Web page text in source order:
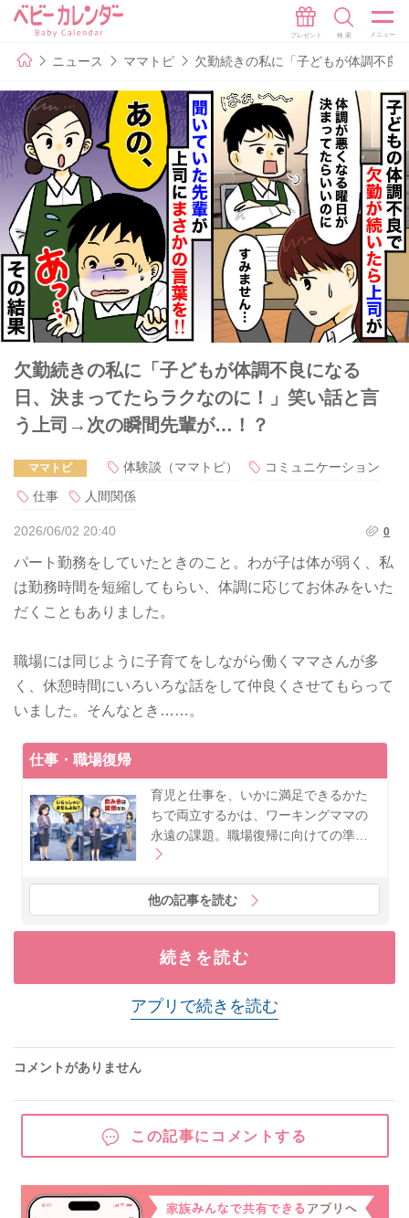
ニュース ママトピ 欠勤続きの私に「子どもが体調不
欠勤続きの私に「子どもが体調不良になる
日、決まってたらラクなのに！」笑い話と言
う上司→次の瞬間先輩が…！？
ママトピ 体験談（ママトピ）
コミュニケーション
仕事
人間関係
2026/06/02 20:40 0
パート勤務をしていたときのこと。わが子は体が弱く、私
は勤務時間を短縮してもらい、体調に応じてお休みをいた
だくこともありました。
職場には同じように子育てをしながら働くママさんが多
く、休憩時間にいろいろな話をして仲良くさせてもらって
いました。そんなとき……。
仕事・職場復帰
育児と仕事を、いかに満足できるかた
ちで両立するかは、ワーキングママの
永遠の課題。職場復帰に向けての準…
他の記事を読む
続きを読む
アプリで続きを読む
コメントがありません
この記事にコメントする